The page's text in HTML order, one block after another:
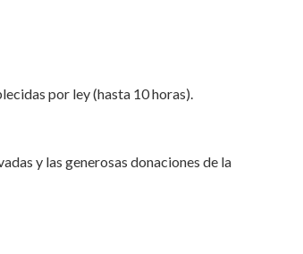
por ley (hasta 10 horas).
y las generosas donaciones de la